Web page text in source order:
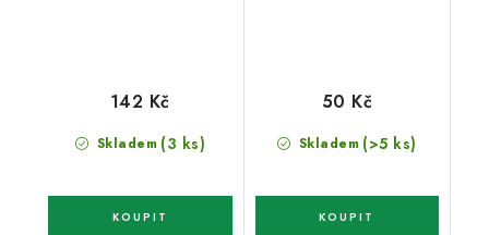
Skladem (3 ks)
142 Kč
Skladem (>5 ks)
50 Kč